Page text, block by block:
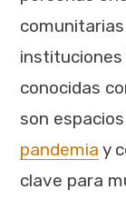
conocidas
son
pandemia y
clave para